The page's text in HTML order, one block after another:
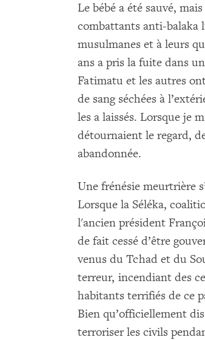
Le bébé a été sauvé,
combattants anti-balaka
musulmanes et à leurs
ans a pris la fuite dans
Fatimatu et les autres
de sang séchées à
les a laissés. Lorsque je
détournaient le regard,
abandonnée.
Une frénésie meurtrière
Lorsque la Séléka,
l'ancien président
de fait cessé d’être
venus du Tchad et du
terreur, incendiant des
habitants terrifiés de ce
Bien qu’officiellement
terroriser les civils